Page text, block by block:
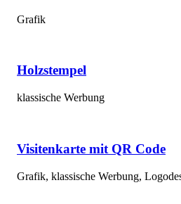
Grafik
Holzstempel
klassische Werbung
Visitenkarte mit QR Code
Grafik, klassische Werbung,